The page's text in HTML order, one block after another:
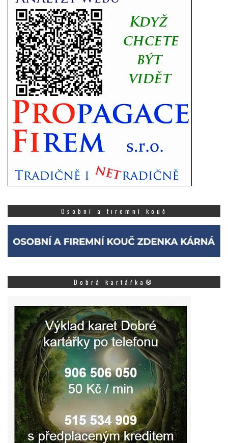
Osobní a firemní kouč
Dobrá kartářka®